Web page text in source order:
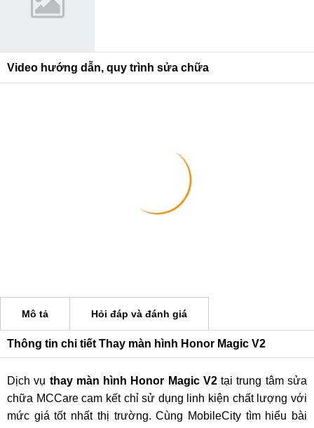
Video hướng dẫn, quy trình sửa chữa
Mô tả Hỏi đáp và đánh giá
Thông tin chi tiết Thay màn hình Honor Magic V2
Dịch vụ thay màn hình Honor Magic V2tại trung tâm sửa
chữa MCCare cam kết chỉ sử dụng linh kiện chất lượng với
mức giá tốt nhất thị trường. Cùng MobileCity tìm hiểu bài